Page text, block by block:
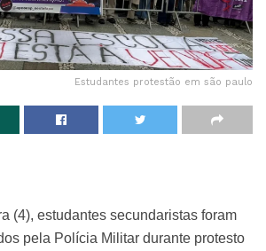
Estudantes protestão em são paulo
(4), estudantes secundaristas foram
pela Polícia Militar durante protesto